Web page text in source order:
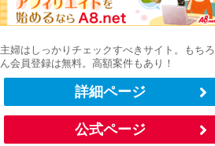
主婦はしっかりチェックすべきサイト。もちろ
ん会員登録は無料。高額案件もあり！
詳細ページ
公式ページ